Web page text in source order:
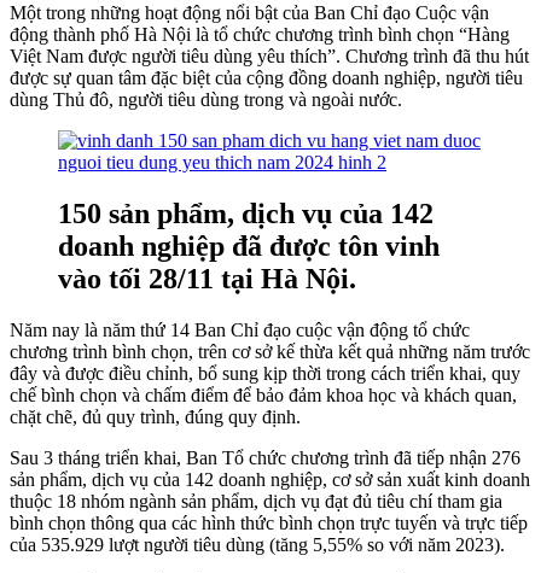
Một trong những hoạt động nổi bật của Ban Chỉ đạo Cuộc vận
động thành phố Hà Nội là tổ chức chương trình bình chọn “Hàng
Việt Nam được người tiêu dùng yêu thích”. Chương trình đã thu hút
được sự quan tâm đặc biệt của cộng đồng doanh nghiệp, người tiêu
dùng Thủ đô, người tiêu dùng trong và ngoài nước.
150 sản phẩm, dịch vụ của 142
doanh nghiệp đã được tôn vinh
vào tối 28/11 tại Hà Nội.
Năm nay là năm thứ 14 Ban Chỉ đạo cuộc vận động tổ chức
chương trình bình chọn, trên cơ sở kế thừa kết quả những năm trước
đây và được điều chỉnh, bổ sung kịp thời trong cách triển khai, quy
chế bình chọn và chấm điểm để bảo đảm khoa học và khách quan,
chặt chẽ, đủ quy trình, đúng quy định.
Sau 3 tháng triển khai, Ban Tổ chức chương trình đã tiếp nhận 276
sản phẩm, dịch vụ của 142 doanh nghiệp, cơ sở sản xuất kinh doanh
thuộc 18 nhóm ngành sản phẩm, dịch vụ đạt đủ tiêu chí tham gia
bình chọn thông qua các hình thức bình chọn trực tuyến và trực tiếp
của 535.929 lượt người tiêu dùng (tăng 5,55% so với năm 2023).